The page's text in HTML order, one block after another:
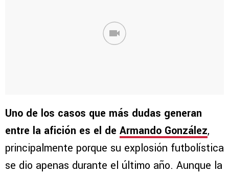
Uno de los casos que más dudas generan
entre la afición es el de Armando González,
principalmente porque su explosión futbolística
se dio apenas durante el último año. Aunque la